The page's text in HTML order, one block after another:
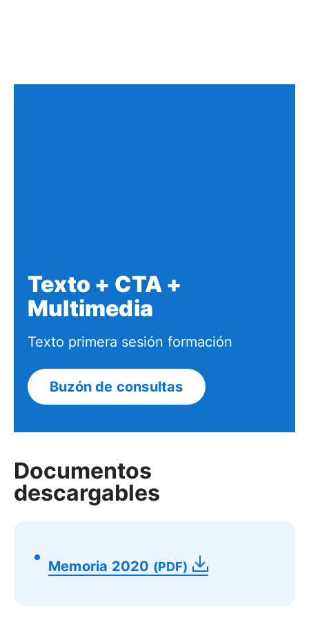
Texto + CTA +
Multimedia
Texto primera sesión formación
Buzón de consultas
Documentos
descargables
Memoria 2020 (PDF)